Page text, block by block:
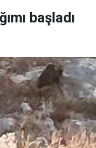
başladı